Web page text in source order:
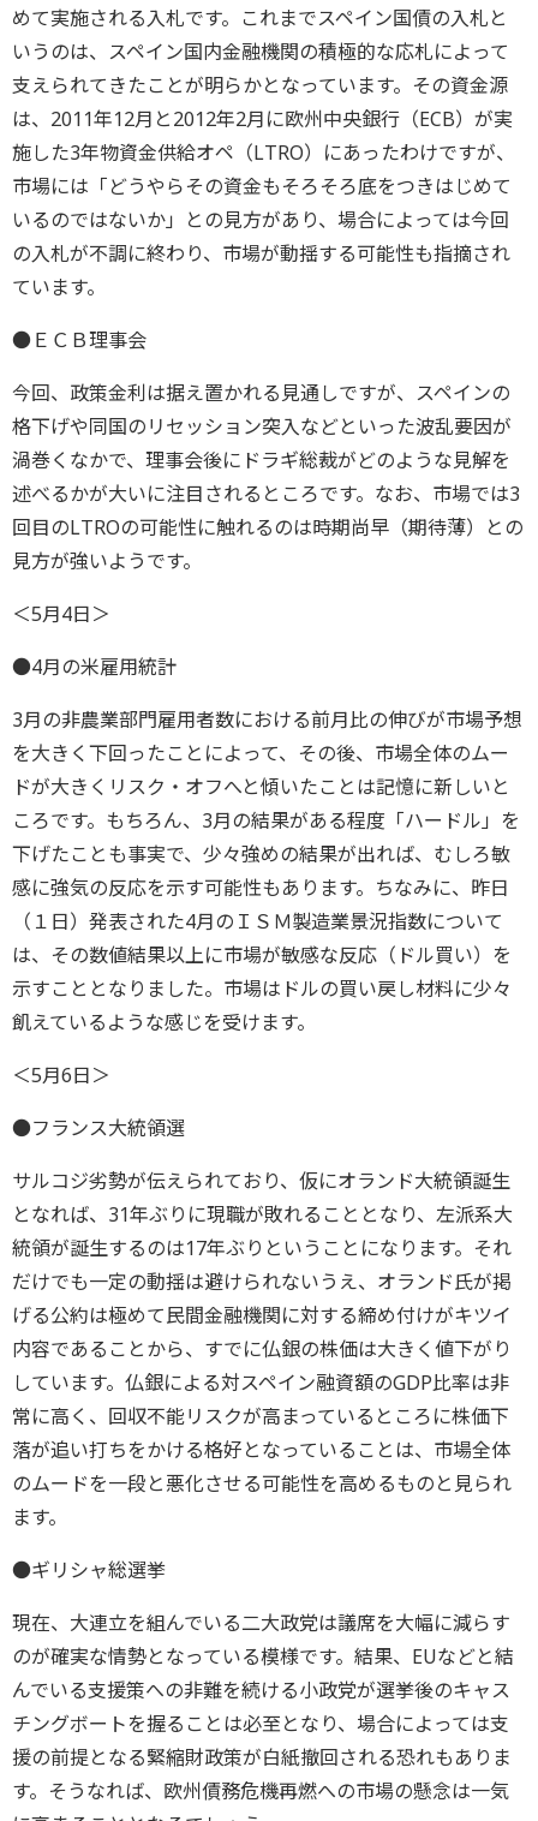
めて実施される入札です。これまでスペイン国債の入札と
いうのは、スペイン国内金融機関の積極的な応札によって
支えられてきたことが明らかとなっています。その資金源
は、2011年12月と2012年2月に欧州中央銀行（ECB）が実
施した3年物資金供給オペ（LTRO）にあったわけですが、
市場には「どうやらその資金もそろそろ底をつきはじめて
いるのではないか」との見方があり、場合によっては今回
の入札が不調に終わり、市場が動揺する可能性も指摘され
ています。
●ＥＣＢ理事会
今回、政策金利は据え置かれる見通しですが、スペインの
格下げや同国のリセッション突入などといった波乱要因が
渦巻くなかで、理事会後にドラギ総裁がどのような見解を
述べるかが大いに注目されるところです。なお、市場では3
回目のLTROの可能性に触れるのは時期尚早（期待薄）との
見方が強いようです。
＜5月4日＞
●4月の米雇用統計
3月の非農業部門雇用者数における前月比の伸びが市場予想
を大きく下回ったことによって、その後、市場全体のムー
ドが大きくリスク・オフへと傾いたことは記憶に新しいと
ころです。もちろん、3月の結果がある程度「ハードル」を
下げたことも事実で、少々強めの結果が出れば、むしろ敏
感に強気の反応を示す可能性もあります。ちなみに、昨日
（１日）発表された4月のＩＳＭ製造業景況指数について
は、その数値結果以上に市場が敏感な反応（ドル買い）を
示すこととなりました。市場はドルの買い戻し材料に少々
飢えているような感じを受けます。
＜5月6日＞
●フランス大統領選
サルコジ劣勢が伝えられており、仮にオランド大統領誕生
となれば、31年ぶりに現職が敗れることとなり、左派系大
統領が誕生するのは17年ぶりということになります。それ
だけでも一定の動揺は避けられないうえ、オランド氏が掲
げる公約は極めて民間金融機関に対する締め付けがキツイ
内容であることから、すでに仏銀の株価は大きく値下がり
しています。仏銀による対スペイン融資額のGDP比率は非
常に高く、回収不能リスクが高まっているところに株価下
落が追い打ちをかける格好となっていることは、市場全体
のムードを一段と悪化させる可能性を高めるものと見られ
ます。
●ギリシャ総選挙
現在、大連立を組んでいる二大政党は議席を大幅に減らす
のが確実な情勢となっている模様です。結果、EUなどと結
んでいる支援策への非難を続ける小政党が選挙後のキャス
チングボートを握ることは必至となり、場合によっては支
援の前提となる緊縮財政策が白紙撤回される恐れもありま
す。そうなれば、欧州債務危機再燃への市場の懸念は一気